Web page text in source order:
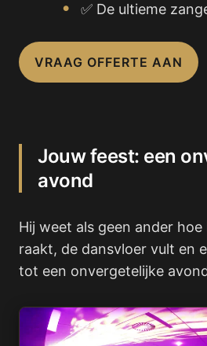
✅ De ultieme
VRAAG OFFERTE AAN
Jouw feest: een
avond
Hij weet als geen ander hoe
raakt, de dansvloer vult en
tot een onvergetelijke